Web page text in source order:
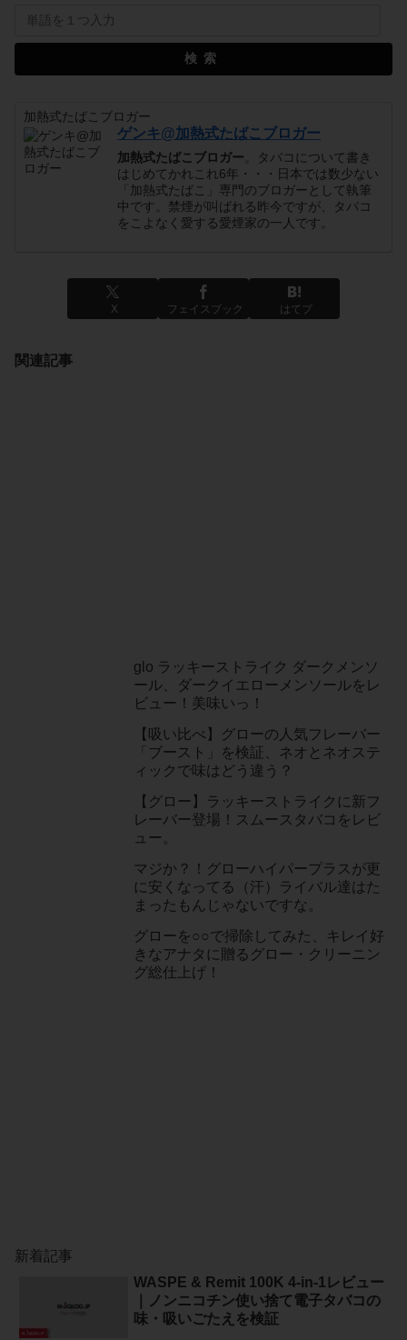
検索
加熱式たばこブロガー
ゲンキ@加熱式たばこブロガー
加熱式たばこブロガー 。タバコについて書き
はじめてかれこれ6年・・・日本では数少ない
「加熱式たばこ」専門のブロガーとして執筆
中です。禁煙が叫ばれる昨今ですが、タバコ
をこよなく愛する愛煙家の一人です。
X フェイスブック はてブ
関連記事
glo ラッキーストライク ダークメンソ
ール、ダークイエローメンソールをレ
ビュー！美味いっ！
【吸い比べ】グローの人気フレーバー
「ブースト」を検証、ネオとネオステ
ィックで味はどう違う？
【グロー】ラッキーストライクに新フ
レーバー登場！スムースタバコをレビ
ュー。
マジか？！グローハイパープラスが更
に安くなってる（汗）ライバル達はた
まったもんじゃないですな。
グローを○○で掃除してみた、キレイ好
きなアナタに贈るグロー・クリーニン
グ総仕上げ！
新着記事
WASPE & Remit 100K 4-in-1レビュー
｜ノンニコチン使い捨て電子タバコの
味・吸いごたえを検証